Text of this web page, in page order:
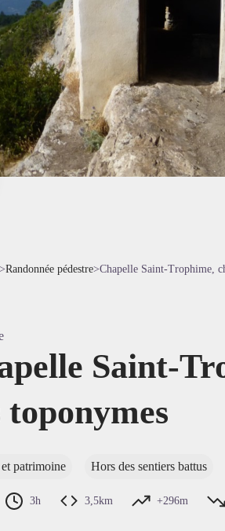
>Randonnée pédestre>Chapelle Saint-Trophime,
Saint-
toponymes
patrimoine Hors des sentiers battus
3h 3,5km +296m